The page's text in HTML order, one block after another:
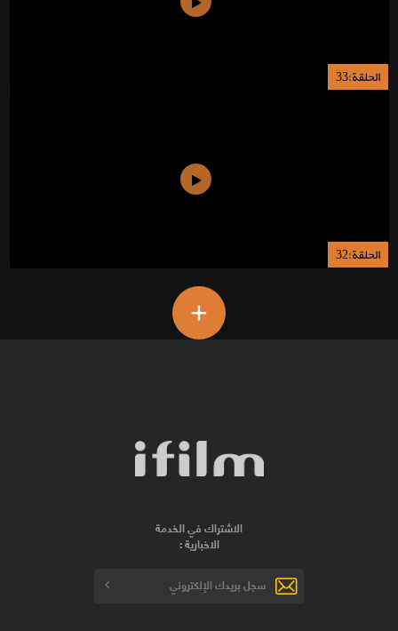
الحلقة:33
الحلقة:32
+
الاشتراك في الخدمة
الاخبارية :